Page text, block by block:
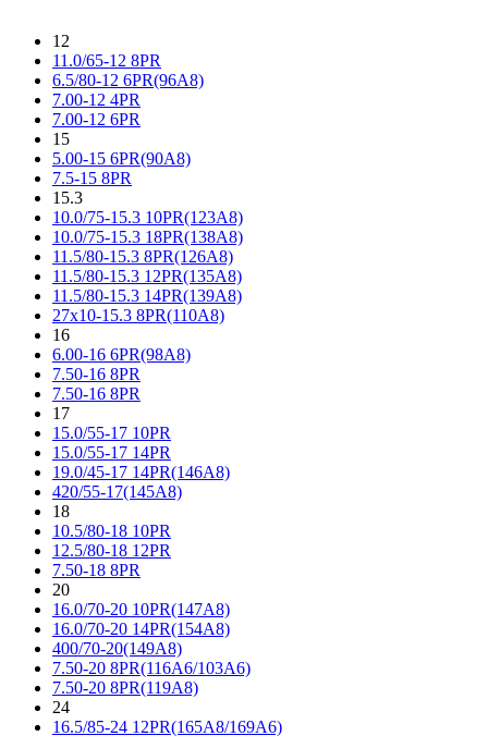
12
11.0/65-12 8PR
6.5/80-12 6PR(96A8)
7.00-12 4PR
7.00-12 6PR
15
5.00-15 6PR(90A8)
7.5-15 8PR
15.3
10.0/75-15.3 10PR(123A8)
10.0/75-15.3 18PR(138A8)
11.5/80-15.3 8PR(126A8)
11.5/80-15.3 12PR(135A8)
11.5/80-15.3 14PR(139A8)
27x10-15.3 8PR(110A8)
16
6.00-16 6PR(98A8)
7.50-16 8PR
7.50-16 8PR
17
15.0/55-17 10PR
15.0/55-17 14PR
19.0/45-17 14PR(146A8)
420/55-17(145A8)
18
10.5/80-18 10PR
12.5/80-18 12PR
7.50-18 8PR
20
16.0/70-20 10PR(147A8)
16.0/70-20 14PR(154A8)
400/70-20(149A8)
7.50-20 8PR(116A6/103A6)
7.50-20 8PR(119A8)
24
16.5/85-24 12PR(165A8/169A6)